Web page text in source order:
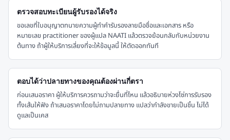
ตรวจสอบทะเบียนผู้รับรองได้จริง
ขอเลขที่ใบอนุญาตทนายความผู้ทำคำรับรองลายมือชื่อและเอกสาร หรือ
หมายเลข practitioner ของผู้แปล NAATI แล้วตรวจย้อนกลับกับหน่วยงาน
ต้นทาง ถ้าผู้ให้บริการเลี่ยงที่จะให้ข้อมูลนี้ ให้ตัดออกทันที
ตอบได้ว่าปลายทางของคุณต้องผ่านกี่ตรา
ก่อนเสนอราคา ผู้ให้บริการควรถามว่าจะยื่นที่ไหน แล้วอธิบายห่วงโซ่การรับรอง
ทั้งเส้นให้ฟัง ถ้าเสนอราคาโดยไม่ถามปลายทาง แปลว่ากำลังขายเป็นชิ้น ไม่ได้
ดูแลเป็นเคส